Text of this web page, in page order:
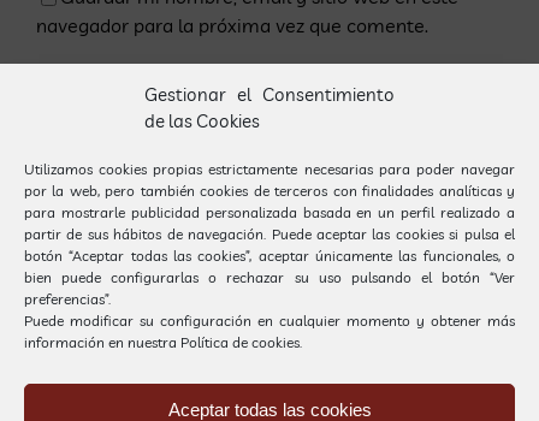
Gestionar el Consentimiento
de las Cookies
Utilizamos cookies propias estrictamente necesarias para poder navegar
por la web, pero también cookies de terceros con finalidades analíticas y
para mostrarle publicidad personalizada basada en un perfil realizado a
partir de sus hábitos de navegación. Puede aceptar las cookies si pulsa el
botón “Aceptar todas las cookies”, aceptar únicamente las funcionales, o
bien puede configurarlas o rechazar su uso pulsando el botón “Ver
preferencias”.
Puede modificar su configuración en cualquier momento y obtener más
información en nuestra Política de cookies.
Aceptar todas las cookies
navegador para la próxima vez que comente.
cómo se procesan los datos de tus comentarios.